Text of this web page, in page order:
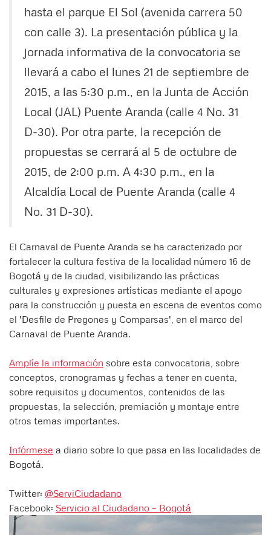
hasta el parque El Sol (avenida carrera 50
con calle 3). La presentación pública y la
jornada informativa de la convocatoria se
llevará a cabo el lunes 21 de septiembre de
2015, a las 5:30 p.m., en la Junta de Acción
Local (JAL) Puente Aranda (calle 4 No. 31
D-30). Por otra parte, la recepción de
propuestas se cerrará al 5 de octubre de
2015, de 2:00 p.m. A 4:30 p.m., en la
Alcaldía Local de Puente Aranda (calle 4
No. 31 D-30).
El Carnaval de Puente Aranda se ha caracterizado por
fortalecer la cultura festiva de la localidad número 16 de
Bogotá y de la ciudad, visibilizando las prácticas
culturales y expresiones artísticas mediante el apoyo
para la construcción y puesta en escena de eventos como
el 'Desfile de Pregones y Comparsas', en el marco del
Carnaval de Puente Aranda.
Amplíe la información sobre esta convocatoria, sobre
conceptos, cronogramas y fechas a tener en cuenta,
sobre requisitos y documentos, contenidos de las
propuestas, la selección, premiación y montaje entre
otros temas importantes.
Infórmese a diario sobre lo que pasa en las localidades de
Bogotá.
Twitter: @ServiCiudadano
Facebook: Servicio al Ciudadano – Bogotá